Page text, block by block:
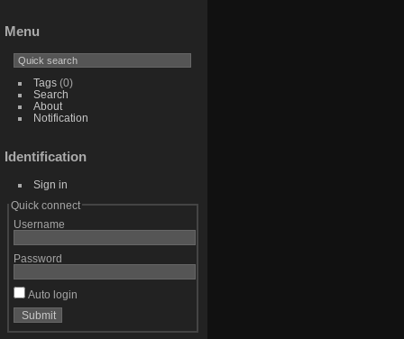
Menu
Tags(0)
Search
About
Notification
Identification
Sign in
Quick connect
Username
Password
Auto login